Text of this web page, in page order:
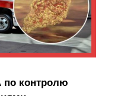
контролю